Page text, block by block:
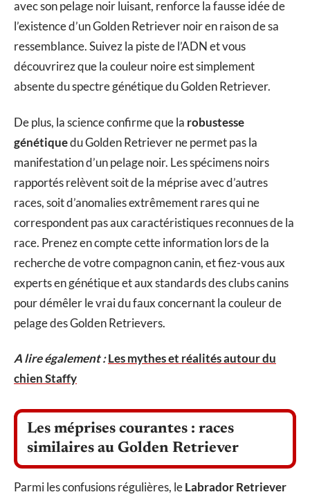
avec son pelage noir luisant, renforce la fausse idée de
l’existence d’un Golden Retriever noir en raison de sa
ressemblance. Suivez la piste de l’ADN et vous
découvrirez que la couleur noire est simplement
absente du spectre génétique du Golden Retriever.
De plus, la science confirme que la robustesse
génétiquedu Golden Retriever ne permet pas la
manifestation d’un pelage noir. Les spécimens noirs
rapportés relèvent soit de la méprise avec d’autres
races, soit d’anomalies extrêmement rares qui ne
correspondent pas aux caractéristiques reconnues de la
race. Prenez en compte cette information lors de la
recherche de votre compagnon canin, et fiez-vous aux
experts en génétique et aux standards des clubs canins
pour démêler le vrai du faux concernant la couleur de
pelage des Golden Retrievers.
A lire également :Les mythes et réalités autour du
chien Staffy
Les méprises courantes : races
similaires au Golden Retriever
Parmi les confusions régulières, leLabrador Retriever